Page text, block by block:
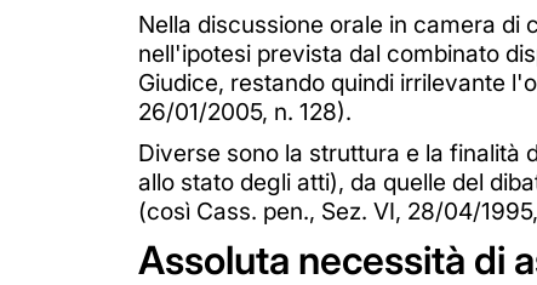
Nella discussione orale in camera di
nell'ipotesi prevista dal combinato
Giudice, restando quindi irrilevante
26/01/2005, n. 128).
Diverse sono la struttura e la finalità
allo stato degli atti), da quelle del
(così Cass. pen., Sez. VI, 28/04/
Assoluta necessità di